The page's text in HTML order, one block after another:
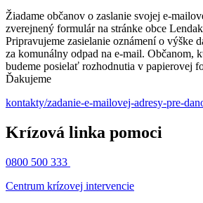
Žiadame občanov o zaslanie svojej e-
zverejnený formulár na stránke obce
Pripravujeme zasielanie oznámení o výške
za komunálny odpad na e-mail. Občanom,
budeme posielať rozhodnutia v papierovej
Ďakujeme
kontakty/zadanie-e-mailovej-adresy-pre-
Krízová linka pomoci
0800 500 333
Centrum krízovej intervencie